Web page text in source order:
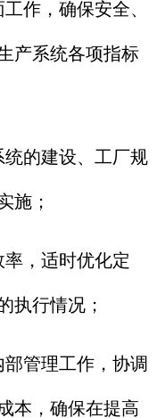
作，确保安全、
产系统各项指标
的建设、工厂规
施；
，适时优化定
执行情况；
管理工作，协调
本，确保在提高